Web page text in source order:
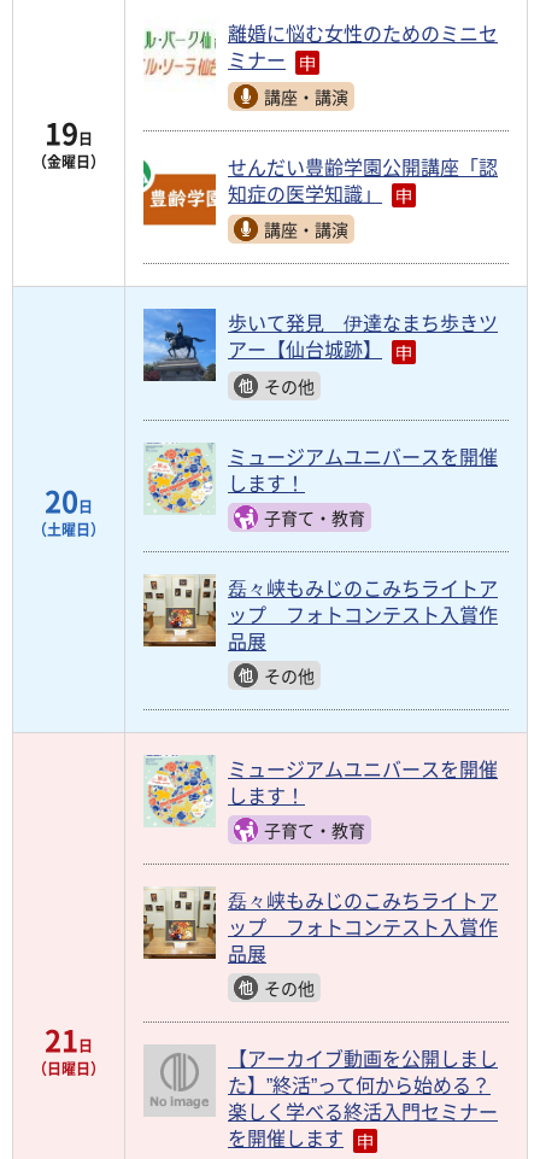
19日
（金曜日）
離婚に悩む女性のためのミニセ
ミナー
講座・講演
せんだい豊齢学園公開講座「認
知症の医学知識」
講座・講演
20日
（土曜日）
歩いて発見 伊達なまち歩きツ
アー【仙台城跡】
その他
ミュージアムユニバースを開催
します！
子育て・教育
磊々峡もみじのこみちライトア
ップ フォトコンテスト入賞作
品展
その他
21日
（日曜日）
ミュージアムユニバースを開催
します！
子育て・教育
磊々峡もみじのこみちライトア
ップ フォトコンテスト入賞作
品展
その他
【アーカイブ動画を公開しまし
た】”終活”って何から始める？
楽しく学べる終活入門セミナー
を開催します